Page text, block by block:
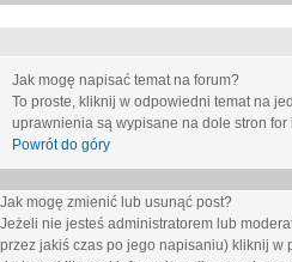
Jak mogę napisać temat na forum?
To proste, kliknij w odpowiedni temat na
uprawnienia są wypisane na dole stron for
Powrót do góry
Jak mogę zmienić lub usunąć post?
Jeżeli nie jesteś administratorem lub
przez jakiś czas po jego napisaniu) kliknij w